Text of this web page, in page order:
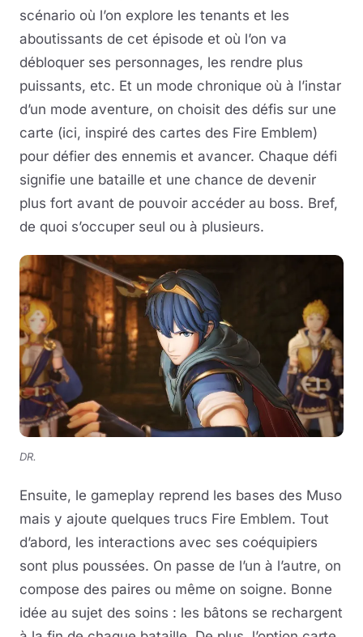
scénario où l’on explore les tenants et les
aboutissants de cet épisode et où l’on va
débloquer ses personnages, les rendre plus
puissants, etc. Et un mode chronique où à l’instar
d’un mode aventure, on choisit des défis sur une
carte (ici, inspiré des cartes des Fire Emblem)
pour défier des ennemis et avancer. Chaque défi
signifie une bataille et une chance de devenir
plus fort avant de pouvoir accéder au boss. Bref,
de quoi s’occuper seul ou à plusieurs.
DR.
Ensuite, le gameplay reprend les bases des Muso
mais y ajoute quelques trucs Fire Emblem. Tout
d’abord, les interactions avec ses coéquipiers
sont plus poussées. On passe de l’un à l’autre, on
compose des paires ou même on soigne. Bonne
idée au sujet des soins : les bâtons se rechargent